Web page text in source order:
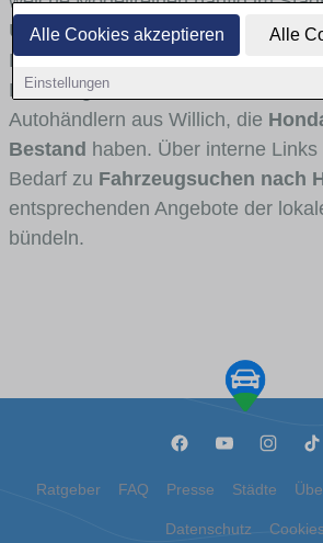
Alle Cookies akzeptieren Alle
Einstellungen
Umlandverkehr zu sehen sind und
Fahrertypen die Marke interessant
Fahrzeuge stammen von
Autohändlern aus Willich, die
Bestand haben. Über interne
Bedarf zu Fahrzeugsuchen nach
entsprechenden Angebote der
bündeln.
Ratgeber FAQ Presse Städte
Datenschutz